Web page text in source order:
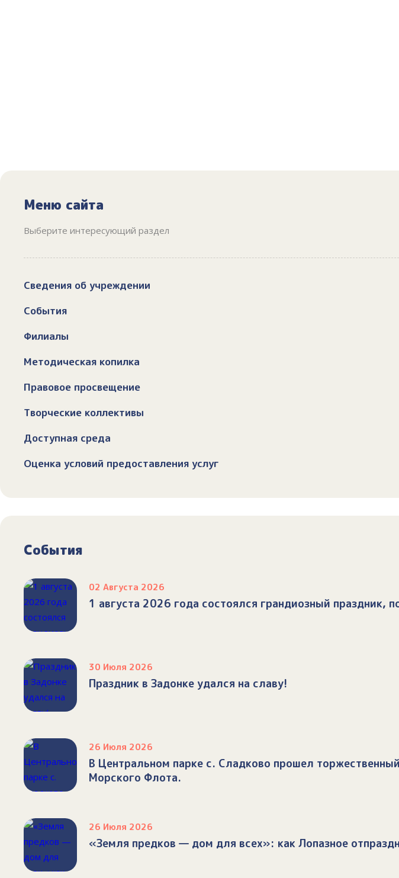
Меню сайта
Выберите интересующий раздел
Сведения об учреждении
События
Филиалы
Методическая копилка
Правовое просвещение
Творческие коллективы
Доступная среда
Оценка условий предоставления услуг
События
02 Августа 2026
1 августа 2026 года состоялся грандиозный
30 Июля 2026
Праздник в Задонке удался на славу!
26 Июля 2026
В Центральном парке с. Сладково прошел
Морского Флота.
26 Июля 2026
«Земля предков — дом для всех»: как Лопазное